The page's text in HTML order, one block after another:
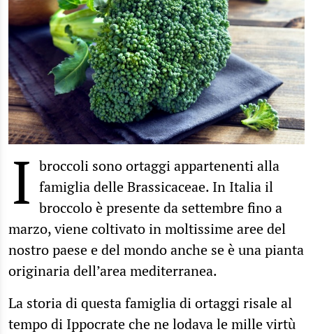
I broccoli sono ortaggi appartenenti alla
famiglia delle Brassicaceae. In Italia il
broccolo è presente da settembre fino a
marzo, viene coltivato in moltissime aree del
nostro paese e del mondo anche se è una pianta
originaria dell’area mediterranea.
La storia di questa famiglia di ortaggi risale al
tempo di Ippocrate che ne lodava le mille virtù